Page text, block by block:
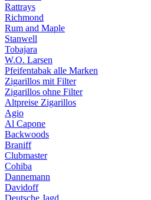
Rattrays
Richmond
Rum and Maple
Stanwell
Tobajara
W.O. Larsen
Pfeifentabak alle Marken
Zigarillos mit Filter
Zigarillos ohne Filter
Altpreise Zigarillos
Agio
Al Capone
Backwoods
Braniff
Clubmaster
Cohiba
Dannemann
Davidoff
Deutsche Jagd